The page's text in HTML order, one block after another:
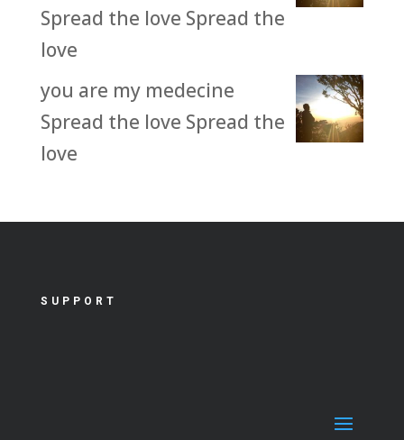
Spread the love Spread the
love
you are my medecine
Spread the love Spread the
love
SUPPORT